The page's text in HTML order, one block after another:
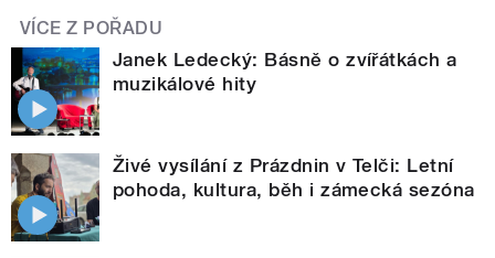
VÍCE Z POŘADU
Janek Ledecký: Básně o zvířátkách a
muzikálové hity
Živé vysílání z Prázdnin v Telči: Letní
pohoda, kultura, běh i zámecká sezóna